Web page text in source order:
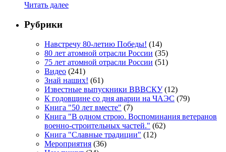
Читать далее
Рубрики
Навстречу 80-летию Победы! (14)
80 лет атомной отрасли России (35)
75 лет атомной отрасли России (51)
Видео (241)
Знай наших! (61)
Известные выпускники ВВВСКУ(12)
К годовщине со дня аварии на ЧАЭС (79)
Книга "50 лет вместе" (7)
Книга "В одном строю. Воспоминания ветеранов
военно-строительных частей." (62)
Книга "Славные традиции" (12)
Мероприятия (36)